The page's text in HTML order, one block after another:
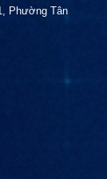
Phường Tân